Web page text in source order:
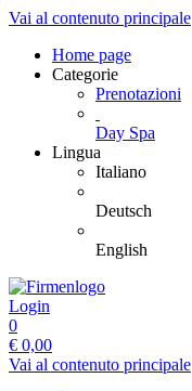
Vai al contenuto principale
Home page
Categorie
Prenotazioni
Day Spa
Lingua
Italiano
Deutsch
English
Login
0
€ 0,00
Vai al contenuto principale